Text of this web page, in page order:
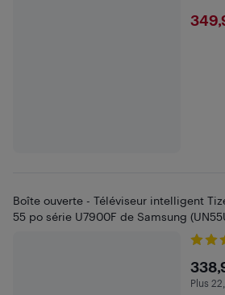
Boîte ouverte - Téléviseur intelligent
55 po série U7900F de Samsung
Plus
Plus